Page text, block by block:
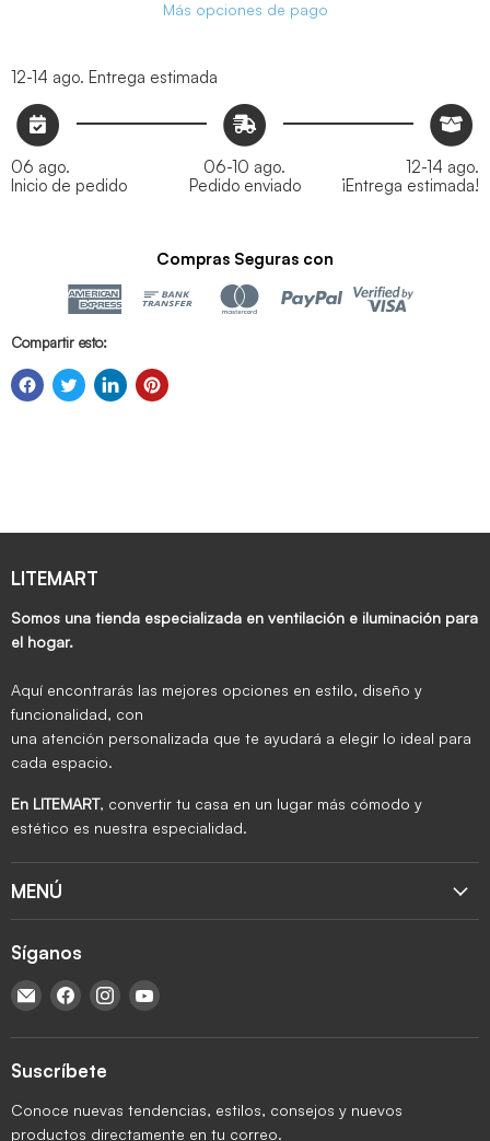
Más opciones de pago
12-14 ago. Entrega estimada
06 ago.
Inicio de pedido
06-10 ago.
Pedido enviado
12-14 ago.
¡Entrega estimada!
Compras Seguras con
Compartir esto:
LITEMART
Somos una tienda especializada en ventilación e iluminación para
el hogar.
Aquí encontrarás las mejores opciones en estilo, diseño y
funcionalidad, con
una atención personalizada que te ayudará a elegir lo ideal para
cada espacio.
En LITEMART, convertir tu casa en un lugar más cómodo y
estético es nuestra especialidad.
MENÚ
Síganos
Encuéntrenos en Correo electrónico
Encuéntrenos en Facebook
Encuéntrenos en Instagram
Suscríbete
Conoce nuevas tendencias, estilos, consejos y nuevos
productos directamente en tu correo.